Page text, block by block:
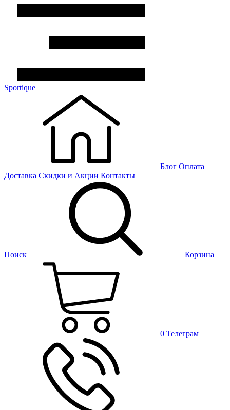
Sportique
Блог Оплата
Доставка Скидки и Акции Контакты
Поиск Корзина
0 Телеграм